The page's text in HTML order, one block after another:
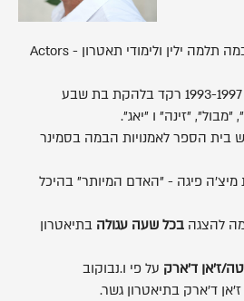
בוגר בית ספר לאמנויות הבמה תלמה ילין ולימודי תאטרון - Actors
שירת בלהקת חייל האוויר. 1993-1997 רקד בלהקת בת שבע
"זינה" ו "יאג".
מכהן כראש בית הספר לאמנויות הבמה בסמינר
את מיצ'ה פיגה - "האדם המיותר" בהיכל
בכל שעה עגולה בתיאטרון
ז'אן ד'ארק על פי ו.נבוקוב
ד'ארק בתיאטרון גשר.